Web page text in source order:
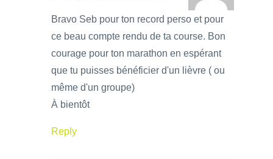
Bravo Seb pour ton record perso et pour
ce beau compte rendu de ta course. Bon
courage pour ton marathon en espérant
que tu puisses bénéficier d'un lièvre ( ou
même d'un groupe)
À bientôt
Reply